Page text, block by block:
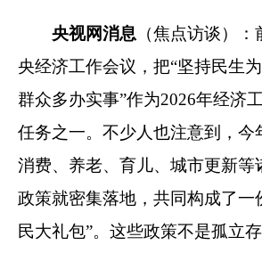
央视网消息 （焦点访谈）
央经济工作会议，把“坚持民生
群众多办实事”作为2026年经济
任务之一。不少人也注意到，今
消费、养老、育儿、城市更新等
政策就密集落地，共同构成了一
民大礼包”。这些政策不是孤立